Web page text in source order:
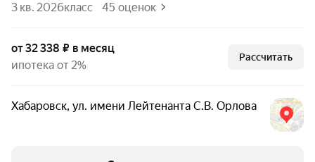
3 кв. 2026класс
45 оценок
от 32 338 ₽ в месяц
ипотека от 2%
Рассчитать
Хабаровск, ул. имени Лейтенанта С.В. Орлова